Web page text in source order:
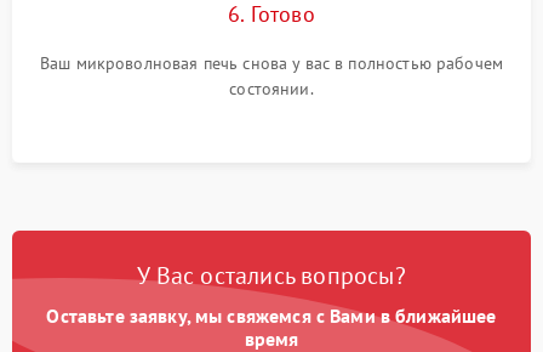
6. Готово
Ваш микроволновая печь снова у вас в полностью рабочем
состоянии.
У Вас остались вопросы?
Оставьте заявку, мы свяжемся с Вами в ближайшее
время